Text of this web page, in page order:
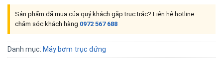
Sản phẩm đã mua của quý khách gặp trục trặc? Liên hệ hotline
chăm sóc khách hàng 0972 567 688
Danh mục: Máy bơm trục đứng